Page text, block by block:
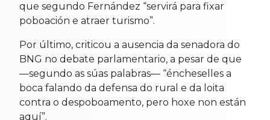
que segundo Fernández “servirá para fixar
poboación e atraer turismo”.
Por último, criticou a ausencia da senadora do
BNG no debate parlamentario, a pesar de que
—segundo as súas palabras— “éncheselles a
boca falando da defensa do rural e da loita
contra o despoboamento, pero hoxe non están
aquí”.